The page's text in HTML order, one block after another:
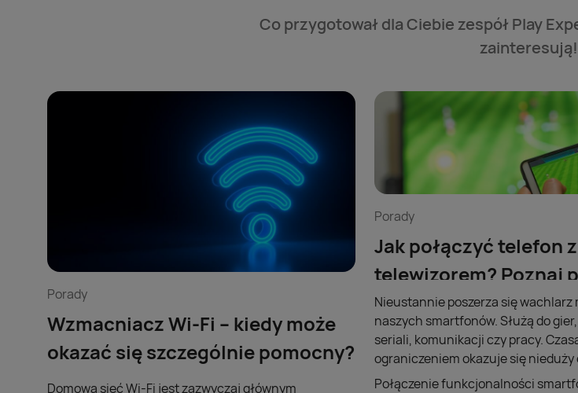
Co przygotował dla Ciebie zespół Play
zainteresują!
Porady
Wzmacniacz Wi-Fi – kiedy może
okazać się szczególnie pomocny?
Domowa sieć Wi-Fi jest zazwyczaj głównym
Porady
Jak połączyć telefon z
telewizorem? Poznaj
wskazówki!
Nieustannie poszerza się wachlarz
naszych smartfonów. Służą do
seriali, komunikacji czy pracy.
ograniczeniem okazuje się nieduży
Połączenie funkcjonalności